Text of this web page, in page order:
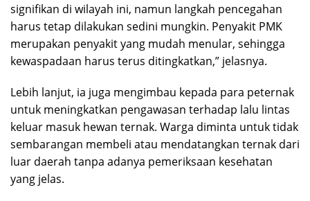
signifikan di wilayah ini, namun langkah pencegahan
harus tetap dilakukan sedini mungkin. Penyakit PMK
merupakan penyakit yang mudah menular, sehingga
kewaspadaan harus terus ditingkatkan,” jelasnya.
Lebih lanjut, ia juga mengimbau kepada para peternak
untuk meningkatkan pengawasan terhadap lalu lintas
keluar masuk hewan ternak. Warga diminta untuk tidak
sembarangan membeli atau mendatangkan ternak dari
luar daerah tanpa adanya pemeriksaan kesehatan
yang jelas.